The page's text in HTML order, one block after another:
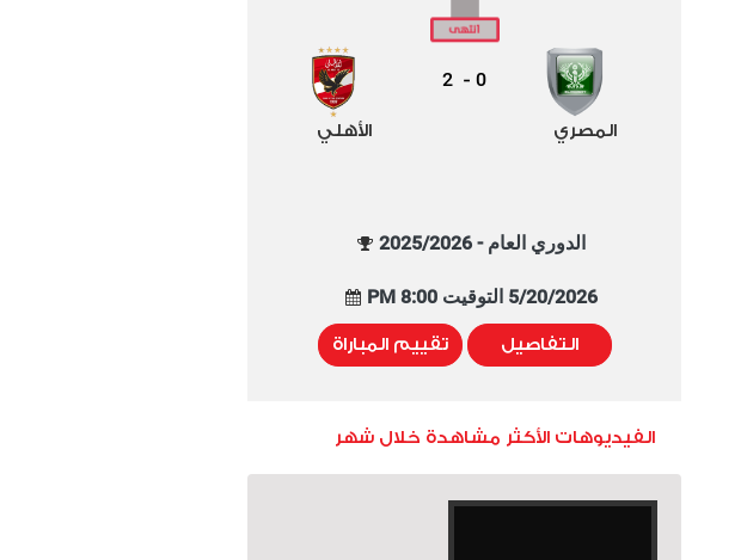
المصري
0
-
2
الأهلي
الدوري العام - 2025/2026
5/20/2026 التوقيت 8:00 PM
التفاصيل تقييم المباراة
الفيديوهات الأكثر مشاهدة خلال شهر